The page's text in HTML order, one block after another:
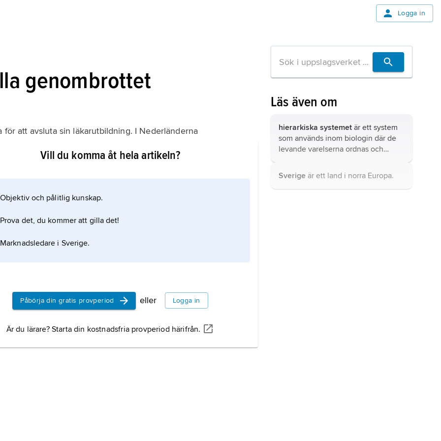
Logga in
genombrottet
att avsluta sin läkarutbildning. I Nederländerna
utgav sitt viktigaste vetenskapliga verk,
och mineralriket på ett vetenskapligt ordnat sätt,
Vill du komma åt hela artikeln?
Objektiv och pålitlig kunskap.
Prova det, du kommer att gilla det!
Marknadsledare i Sverige.
Påbörja din gratis provperiod eller Logga in
Är du lärare? Starta din kostnadsfria provperiod härifrån.
Läs även om
hierarkiska systemet är ett system
som används inom biologin där de
levande varelserna ordnas och
varandra.
Sverige är ett land i norra Europa.